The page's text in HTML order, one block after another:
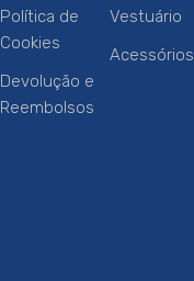
Política de
Cookies
Devolução e
Reembolsos
Vestuário
Acessórios